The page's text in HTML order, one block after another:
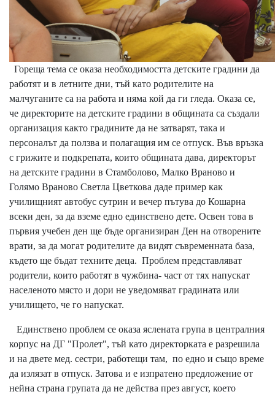
Гореща тема се оказа необходимостта детските градини да
работят и в летните дни, тъй като родителите на
малчуганите са на работа и няма кой да ги гледа. Оказа се,
че директорите на детските градини в общината са създали
организация както градините да не затварят, така и
персоналът да ползва и полагащия им се отпуск. Във връзка
с грижите и подкрепата, които общината дава, директорът
на детските градини в Стамболово, Малко Враново и
Голямо Враново Светла Цветкова даде пример как
училищният автобус сутрин и вечер пътува до Кошарна
всеки ден, за да вземе едно единствено дете. Освен това в
първия учебен ден ще бъде организиран Ден на отворените
врати, за да могат родителите да видят съвременната база,
където ще бъдат техните деца. Проблем представляват
родители, които работят в чужбина- част от тях напускат
населеното място и дори не уведомяват градината или
училището, че го напускат.
Единствено проблем се оказа яслената група в централния
корпус на ДГ "Пролет", тъй като директорката е разрешила
и на двете мед. сестри, работещи там, по едно и също време
да излязат в отпуск. Затова и е изпратено предложение от
нейна страна групата да не действа през август, което